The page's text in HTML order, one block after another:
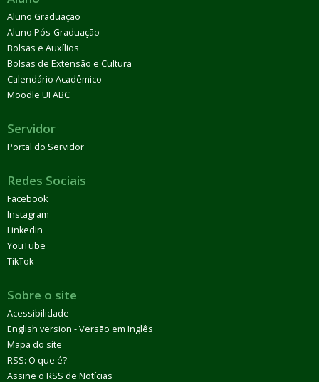
Aluno Graduação
Aluno Pós-Graduação
Bolsas e Auxílios
Bolsas de Extensão e Cultura
Calendário Acadêmico
Moodle UFABC
Servidor
Portal do Servidor
Redes Sociais
Facebook
Instagram
LinkedIn
YouTube
TikTok
Sobre o site
Acessibilidade
English version - Versão em Inglês
Mapa do site
RSS: O que é?
Assine o RSS de Notícias